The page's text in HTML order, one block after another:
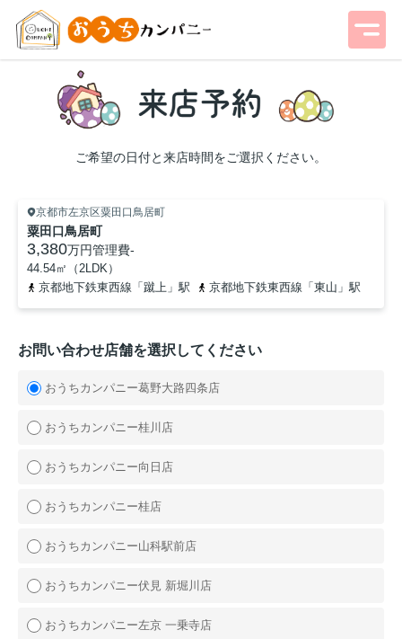
ご希望の日付と来店時間をご選択ください。
京都市左京区粟田口鳥居町
粟田口鳥居町
3,380万円管理費-
44.54㎡（2LDK）
京都地下鉄東西線「蹴上」駅
京都地下鉄東西線「東山」駅
お問い合わせ店舗を選択してください
おうちカンパニー葛野大路四条店
おうちカンパニー桂川店
おうちカンパニー向日店
おうちカンパニー桂店
おうちカンパニー山科駅前店
おうちカンパニー伏見 新堀川店
おうちカンパニー左京 一乗寺店